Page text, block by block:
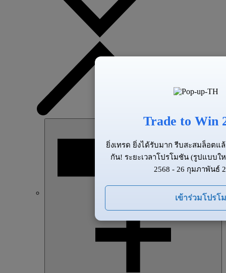
Trade to Win
ยิ่งเทรด ยิ่งได้รับมาก รีบสะสมล็อตแ
กัน! ระยะเวลาโปรโมชัน (รูปแบบใ
2568 - 26 กุมภาพันธ์
เข้าร่วมโปรโ